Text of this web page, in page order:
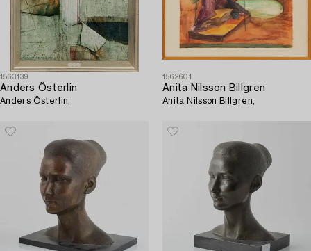
1563139
Anders Österlin
Anders Österlin,
1562601
Anita Nilsson Billgren
Anita Nilsson Billgren,